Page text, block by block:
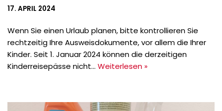
17. APRIL 2024
Wenn Sie einen Urlaub planen, bitte kontrollieren Sie
rechtzeitig Ihre Ausweisdokumente, vor allem die Ihrer
Kinder. Seit 1. Januar 2024 können die derzeitigen
Kinderreisepässe nicht… Weiterlesen »